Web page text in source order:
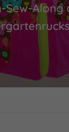
Sew-Along